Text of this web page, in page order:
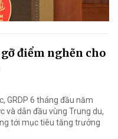
điểm nghẽn cho
GRDP 6 tháng đầu năm
và dẫn đầu vùng Trung du,
tới mục tiêu tăng trưởng